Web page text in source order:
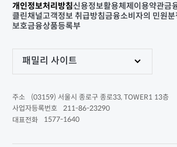
개인정보처리방침신용정보활용체제 이용약관금
클린채널고객정보 취급방침금융소비자의 민원분
보호금융상품등록부
패밀리 사이트
주소
(03159) 서울시 종로구 종로33, TOWER1 13층
사업자등록번호
211-86-23290
대표전화
1577-1640